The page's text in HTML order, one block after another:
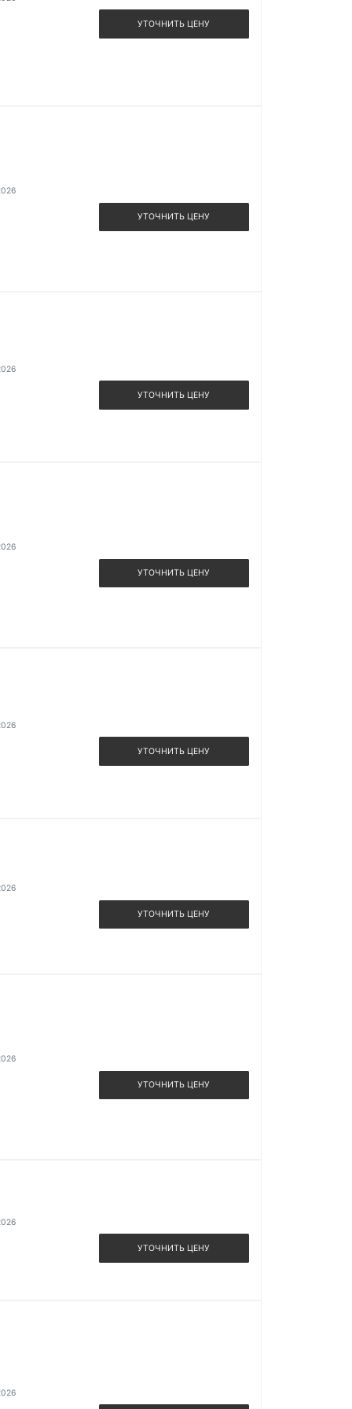
УТОЧНИТЬ ЦЕНУ
УТОЧНИТЬ ЦЕНУ
УТОЧНИТЬ ЦЕНУ
УТОЧНИТЬ ЦЕНУ
УТОЧНИТЬ ЦЕНУ
УТОЧНИТЬ ЦЕНУ
УТОЧНИТЬ ЦЕНУ
УТОЧНИТЬ ЦЕНУ